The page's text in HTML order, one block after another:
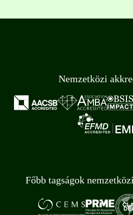
Nemzetközi
Főbb tagságok